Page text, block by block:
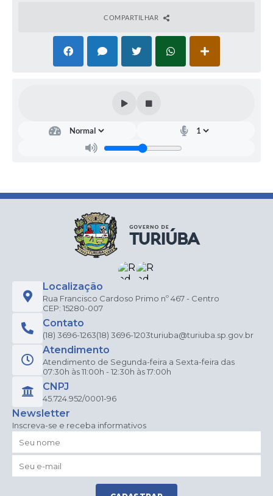
COMPARTILHAR
Localização
Rua Francisco Cardoso Primo nº 467 - Centro
CEP: 15280-007
Contato
(18) 3696-1263(18) 3696-1203turiuba@turiuba.sp.gov.br
Atendimento
Atendimento de Segunda-feira a Sexta-feira das
07:30h às 11:00h - 12:30h às 17:00h
CNPJ
45.724.952/0001-96
Newsletter
Inscreva-se e receba informativos